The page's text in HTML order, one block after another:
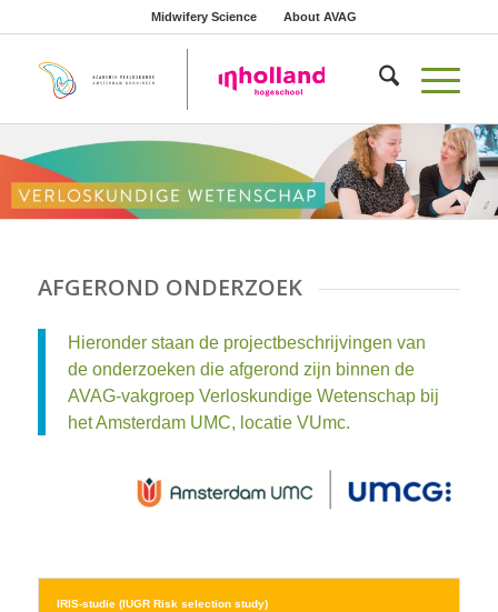
Midwifery Science About AVAG
AFGEROND ONDERZOEK
Hieronder staan de projectbeschrijvingen van
de onderzoeken die afgerond zijn binnen de
AVAG-vakgroep Verloskundige Wetenschap bij
het Amsterdam UMC, locatie VUmc.
IRIS-studie (IUGR Risk selection study)